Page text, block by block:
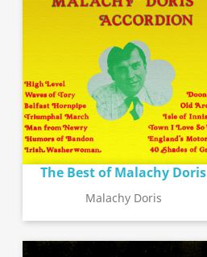
The Best of Malachy Doris
Malachy Doris